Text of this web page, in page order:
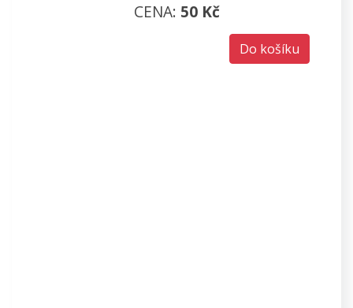
CENA: 50 Kč
Do košíku